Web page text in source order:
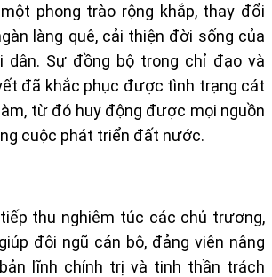
phong trào rộng khắp, thay đổi
làng quê, cải thiện đời sống của
dân. Sự đồng bộ trong chỉ đạo và
đã khắc phục được tình trạng cát
từ đó huy động được mọi nguồn
cuộc phát triển đất nước.
thu nghiêm túc các chủ trương,
đội ngũ cán bộ, đảng viên nâng
lĩnh chính trị và tinh thần trách